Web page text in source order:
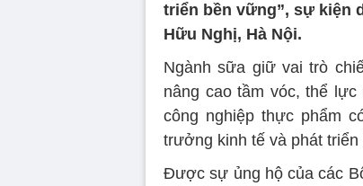
triển bền vững”, sự kiện
Hữu Nghị, Hà Nội.
Ngành sữa giữ vai trò
nâng cao tầm vóc, thể
công nghiệp thực phẩm
trưởng kinh tế và phát triển
Được sự ủng hộ của các